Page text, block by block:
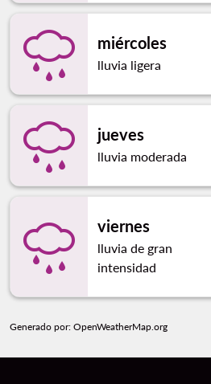
miércoles
lluvia ligera
jueves
lluvia moderada
viernes
lluvia de gran
intensidad
Generado por: OpenWeatherMap.org